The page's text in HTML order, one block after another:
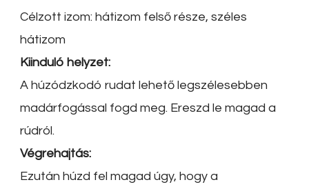
Célzott izom: hátizom felső része, széles
hátizom
Kiinduló helyzet:
A húzódzkodó rudat lehető legszélesebben
madárfogással fogd meg. Ereszd le magad a
rúdról.
Végrehajtás:
Ezután húzd fel magad úgy, hogy a